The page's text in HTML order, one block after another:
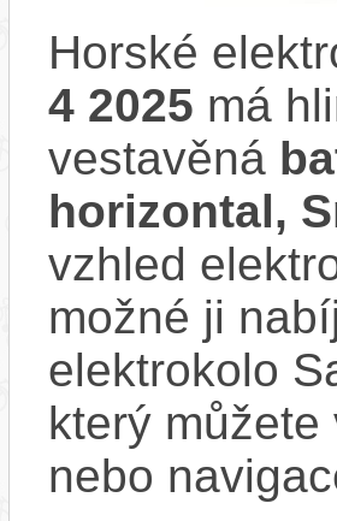
Horské
4 2025 má
vestavěná
horizontal,
vzhled
možné ji
elektrokolo
který
nebo